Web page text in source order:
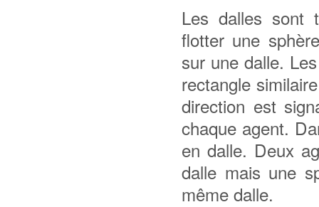
Les dalles sont
flotter une
sur une dalle.
rectangle
direction est
chaque agent.
en dalle. Deux
dalle mais une
même dalle.